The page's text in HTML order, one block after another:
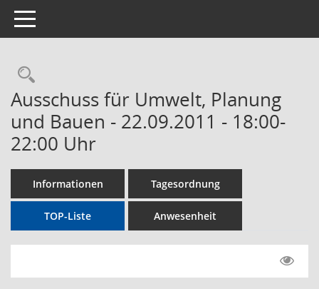
Toggle navigation
Rechercheauswahl
Ausschuss für Umwelt, Planung
und Bauen - 22.09.2011 - 18:00-
22:00 Uhr
Informationen Tagesordnung
TOP-Liste Anwesenheit